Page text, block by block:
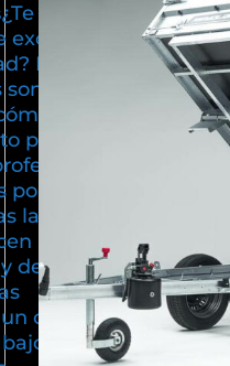
¿Te gustaría
Los
tu mejor
para usos
largas y
una
descarga,
centro de
así